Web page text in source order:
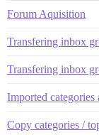
Forum Aquisition
Transfering inbox
Transfering inbox
Imported categories
Copy categories /